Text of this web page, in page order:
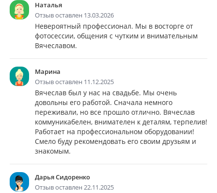
Наталья
Отзыв оставлен 13.03.2026
Невероятный профессионал. Мы в восторге от
фотосессии, общения с чутким и внимательным
Вячеславом.
Марина
Отзыв оставлен 11.12.2025
Вячеслав был у нас на свадьбе. Мы очень
довольны его работой. Сначала немного
переживали, но все прошло отлично. Вячеслав
коммуникабелен, внимателен к деталям, терпелив!
Работает на профессиональном оборудовании!
Смело буду рекомендовать его своим друзьям и
знакомым.
Дарья Сидоренко
Отзыв оставлен 22.11.2025